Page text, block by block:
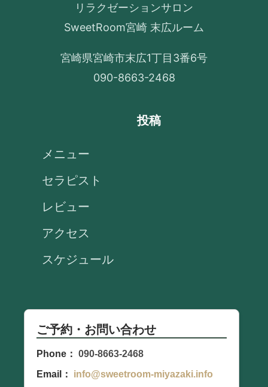
リラクゼーションサロン
SweetRoom宮崎 末広ルーム
宮崎県宮崎市末広1丁目3番6号
090-8663-2468
投稿
メニュー
セラピスト
レビュー
アクセス
スケジュール
ご予約・お問い合わせ
Phone： 090-8663-2468
Email：
info@sweetroom-miyazaki.info